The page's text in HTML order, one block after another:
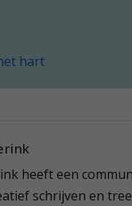
hart
heeft een
schrijven en